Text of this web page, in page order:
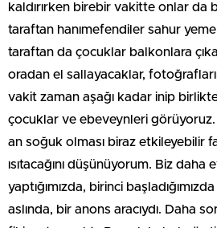
kaldırırken birebir vakitte onlar da
taraftan hanımefendiler sahur
taraftan da çocuklar balkonlara
oradan el sallayacaklar,
vakit zaman aşağı kadar inip
çocuklar ve ebeveynleri görüyoruz.
an soğuk olması biraz etkileyebilir
ısıtacağını düşünüyorum. Biz daha
yaptığımızda, birinci
aslında, bir anons aracıydı. Daha